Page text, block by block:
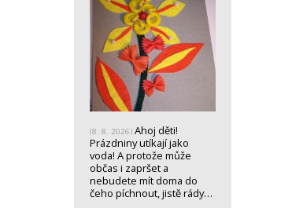
(8. 8. 2026) Ahoj děti!
Prázdniny utíkají jako
voda! A protože může
občas i zapršet a
nebudete mít doma do
čeho píchnout, jistě rády…